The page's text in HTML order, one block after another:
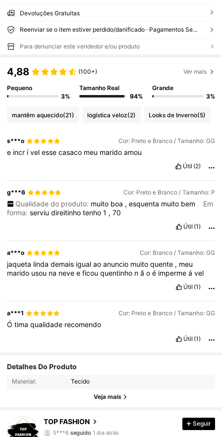
Devoluções Gratuitas
Reenviar se o item estiver perdido/danificado · Pagamentos Seguros · Proteção de privacidade
Para denunciar este vendedor e/ou produto
4,88 (100+) Ver mais
Pequeno
3%
Tamanho Real
94%
Grande
3%
mantêm aquecido(21) logística veloz(2) Looks de Inverno(5)
s***o Cor: Preto e Branco / Tamanho: GG
e incr ívelessecasaco meu maridoamou
Útil (2)
g***6 Cor: Preto e Branco / Tamanho: P
Qualidade do produto: muito boa , esquenta muito bem
Em
forma:serviudireitinhotenho1 ,70
Útil (1)
a***o Cor: Branco / Tamanho: GG
jaqueta lindademais igualaoanuncio muitoquente , meu
marido usou na neveeficouquentinho nãoé impermeável
Útil (1)
a***1 Cor: Preto e Branco / Tamanho: GG
Ótimaqualidade recomendo
Útil (1)
Detalhes Do Produto
Material: Tecido
Veja mais
TOP FASHION
4,88 1.1K Seguidores
5***6seguido 1 dia atrás
4,88
1.1K Seguidores
Seguir